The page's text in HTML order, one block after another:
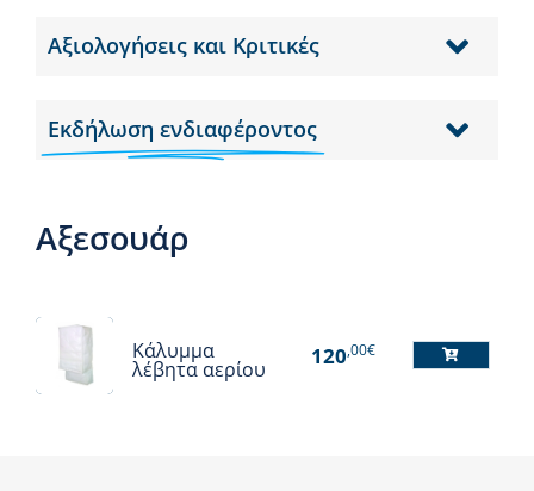
Αξιολογήσεις και Κριτικές
Εκδήλωση ενδιαφέροντος
Αξεσουάρ
Κάλυμμα
λέβητα αερίου 120 ,00€
Αυτό